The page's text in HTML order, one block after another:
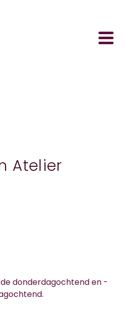
Atelier
donderdagochtend en -